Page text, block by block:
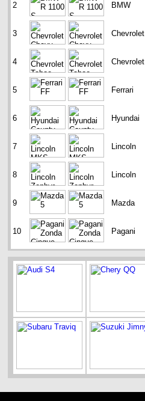
2 BMW
3 Chevrolet
4 Chevrolet
5 Ferrari
6 Hyundai
7 Lincoln
8 Lincoln
9 Mazda
10 Pagani